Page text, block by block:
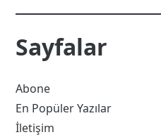
Sayfalar
Abone
En Popüler Yazılar
İletişim